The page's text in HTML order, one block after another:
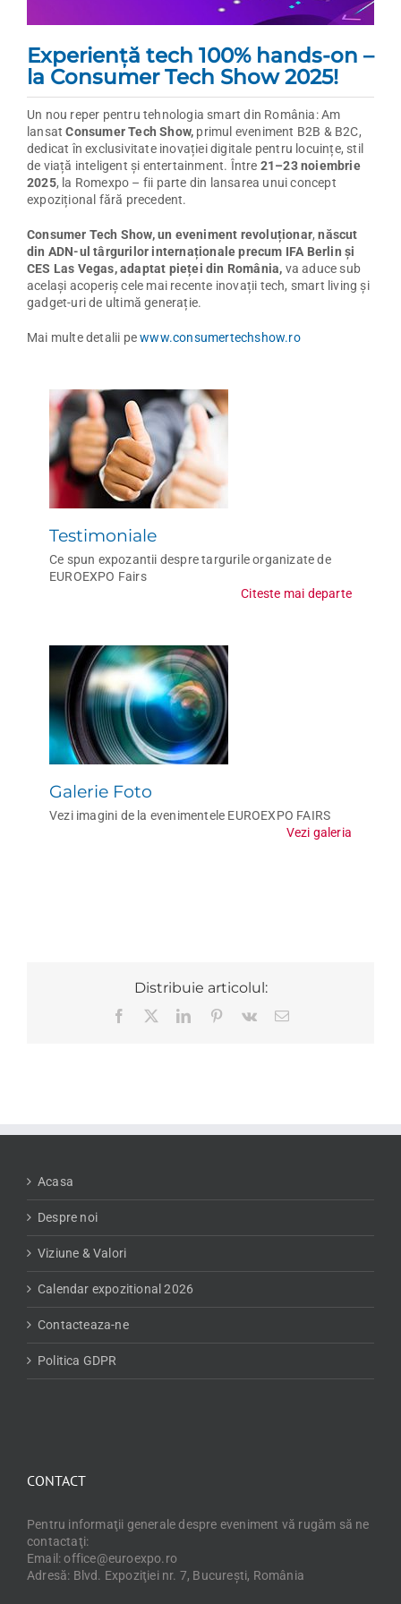
Experiență tech 100% hands-on –
la Consumer Tech Show 2025!
Un nou reper pentru tehnologia smart din România: Am
lansat Consumer Tech Show, primul eveniment B2B & B2C,
dedicat în exclusivitate inovației digitale pentru locuințe, stil
de viață inteligent și entertainment. Între 21–23 noiembrie
2025, la Romexpo – fii parte din lansarea unui concept
expozițional fără precedent.
Consumer Tech Show, un eveniment revoluționar, născut
din ADN-ul târgurilor internaționale precum IFA Berlin și
CES Las Vegas, adaptat pieței din România, va aduce sub
același acoperiș cele mai recente inovații tech, smart living și
gadget-uri de ultimă generație.
Mai multe detalii pewww.consumertechshow.ro
Testimoniale
Ce spun expozantii despre targurile organizate de
EUROEXPO Fairs
Citeste mai departe
Galerie Foto
Vezi imagini de la evenimentele EUROEXPO FAIRS
Vezi galeria
Distribuie articolul:
Facebook LinkedInPinterest
Vk
E-
Acasa
Despre noi
Viziune & Valori
Calendar expozitional 2026
Contacteaza-ne
Politica GDPR
CONTACT
Pentru informaţii generale despre eveniment vă rugăm să ne
contactaţi:
Email: office@euroexpo.ro
Adresă: Blvd. Expoziţiei nr. 7, Bucureşti, România